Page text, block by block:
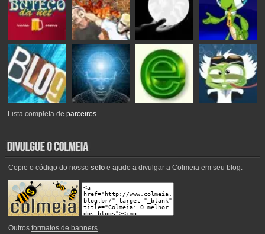
Lista completa deparceiros.
Copie o código do nosso seloe ajude a divulgar a Colmeia em seu blog.
Outros formatos de banners.